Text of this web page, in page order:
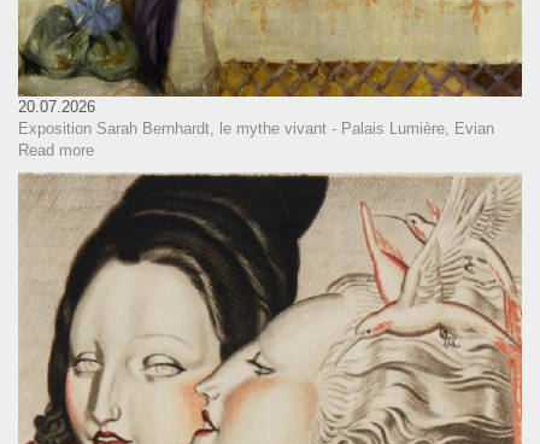
20.07.2026
Exposition Sarah Bernhardt, le mythe vivant - Palais Lumière, Evian
Read more